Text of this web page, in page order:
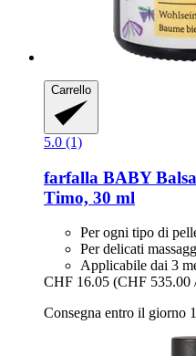
Carrello
5.0 (1)
farfalla BABY
Timo, 30 ml
Per ogni tipo di
Per delicati
Applicabile dai 3
CHF 16.05 (CHF 535.00
Consegna entro il giorno